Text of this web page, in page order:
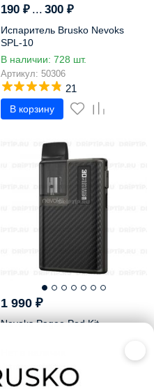
190₽ ... 300₽
Испаритель Brusko Nevoks
SPL-10
В наличии: 728 шт.
Артикул: 50306
21
В корзину
1 990₽
Nevoks Pagee Pod Kit
Артикул: 49285
2